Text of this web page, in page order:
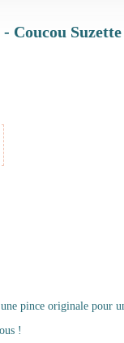
- Coucou Suzette
pince originale pour
!